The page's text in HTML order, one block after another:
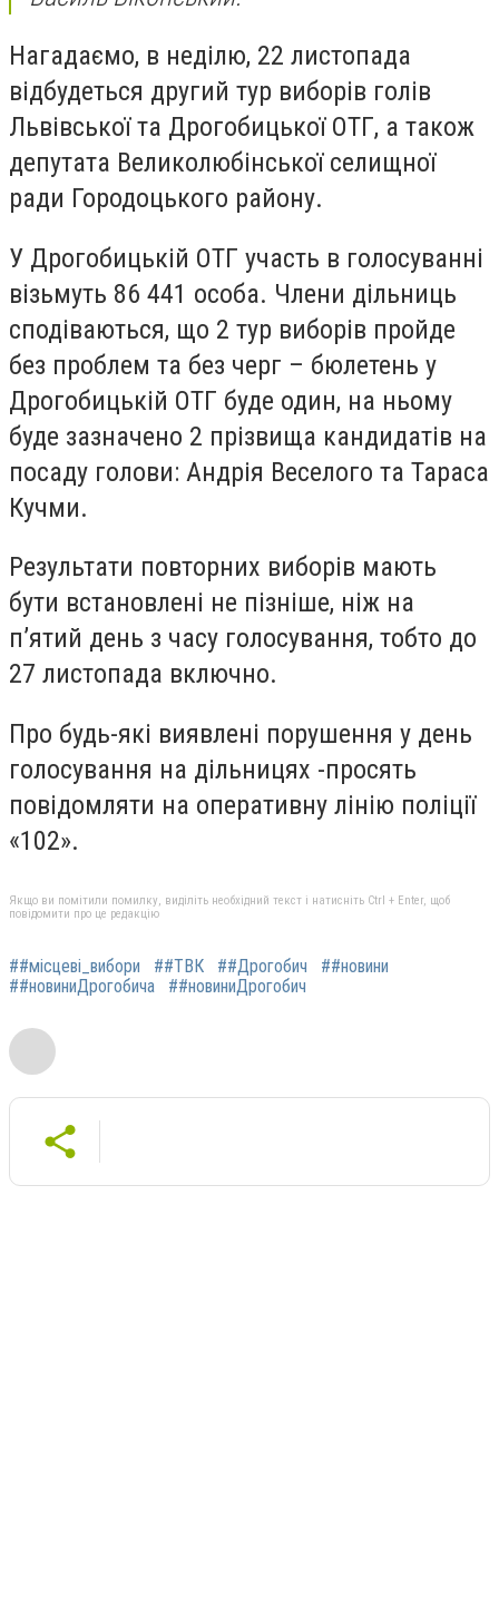
Нагадаємо, в неділю, 22 листопада
відбудеться другий тур виборів голів
Львівської та Дрогобицької ОТГ, а також
депутата Великолюбінської селищної
ради Городоцького району.
У Дрогобицькій ОТГ участь в голосуванні
візьмуть 86 441 особа. Члени дільниць
сподіваються, що 2 тур виборів пройде
без проблем та без черг – бюлетень у
Дрогобицькій ОТГ буде один, на ньому
буде зазначено 2 прізвища кандидатів на
посаду голови: Андрія Веселого та Тараса
Кучми.
Результати повторних виборів мають
бути встановлені не пізніше, ніж на
пʼятий день з часу голосування, тобто до
27 листопада включно.
Про будь-які виявлені порушення у день
голосування на дільницях -просять
повідомляти на оперативну лінію поліції
«102».
Якщо ви помітили помилку, виділіть необхідний текст і натисніть Ctrl + Enter, щоб
повідомити про це редакцію
##місцеві_вибори ##ТВК ##Дрогобич
##новини
##новиниДрогобича
##новиниДрогобич